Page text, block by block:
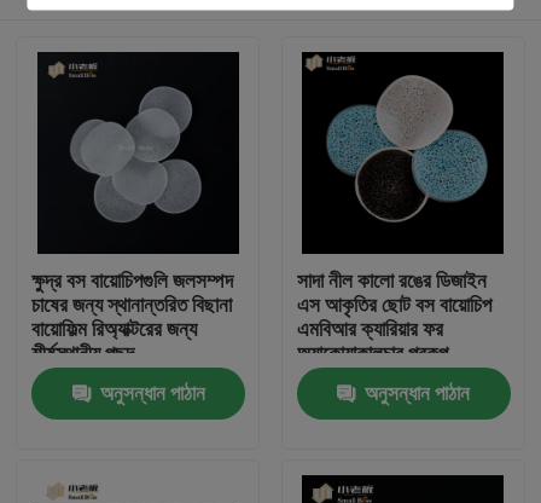
বাড়ি
ক্ষুদ্র বস বায়োচিপগুলি জলসম্পদ
চাষের জন্য স্থানান্তরিত বিছানা
বায়োফিল্ম রিঅ্যাক্টরের জন্য
শীর্ষস্থানীয় পছন্দ
অনুসন্ধান পাঠান
সাদা নীল কালো রঙের ডিজাইন
এস আকৃতির ছোট বস বায়োচিপ
এমবিআর ক্যারিয়ার ফর
অ্যাকোয়াকালচার প্রকল্প
অনুসন্ধান পাঠান